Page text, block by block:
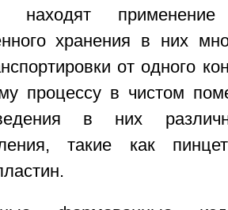
находят
хранения в них
от одного
процессу в чистом
в них
такие как